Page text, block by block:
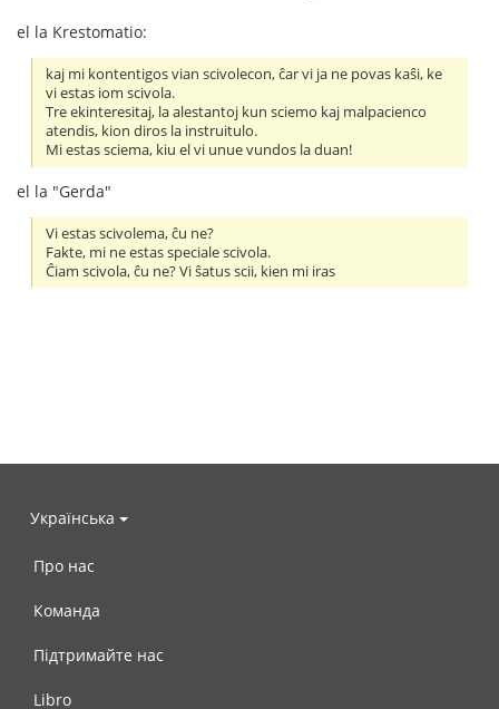
el la Krestomatio:
kaj mi kontentigos vian scivolecon, ĉar vi ja ne povas kaŝi, ke
vi estas iom scivola.
Tre ekinteresitaj, la alestantoj kun sciemo kaj malpacienco
atendis, kion diros la instruitulo.
Mi estas sciema, kiu el vi unue vundos la duan!
el la "Gerda"
Vi estas scivolema, ĉu ne?
Fakte, mi ne estas speciale scivola.
Ĉiam scivola, ĉu ne? Vi ŝatus scii, kien mi iras
Українська
Про нас
Команда
Підтримайте нас
Libro